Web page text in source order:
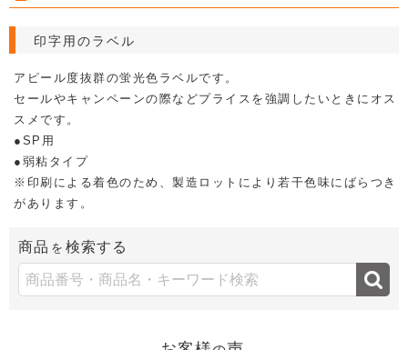
印字用のラベル
アピール度抜群の蛍光色ラベルです。
セールやキャンペーンの際などプライスを強調したいときにオス
スメです。
●SP用
●弱粘タイプ
※印刷による着色のため、製造ロットにより若干色味にばらつき
があります。
商品 を 検索する